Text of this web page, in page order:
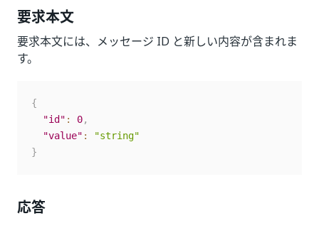
要求本文
要求本文には、メッセージ ID と新しい内容が含まれま
す。
{
"id" : 0,
"value" :
"string"
}
応答